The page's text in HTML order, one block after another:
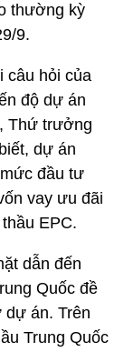
thường kỳ
9.
câu hỏi của
độ dự án
Thứ trưởng
dự án
đầu tư
vay ưu đãi
EPC.
dẫn đến
Quốc đề
dự án. Trên
Trung Quốc